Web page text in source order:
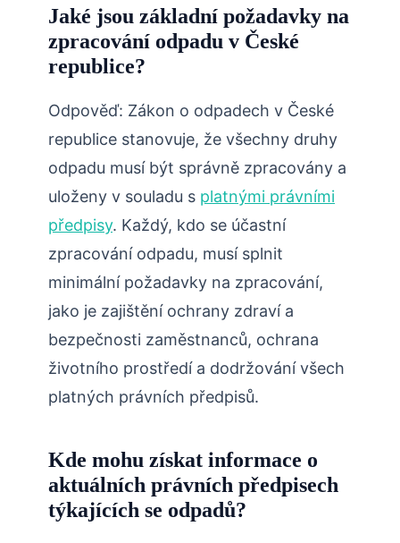
Jaké jsou základní požadavky na
zpracování odpadu v České
republice?
Odpověď: Zákon o odpadech v České
republice stanovuje, že všechny druhy
odpadu musí být správně zpracovány a
uloženy v souladu s platnými právními
předpisy. Každý, kdo se účastní
zpracování odpadu, musí splnit
minimální požadavky na zpracování,
jako je zajištění ochrany zdraví a
bezpečnosti zaměstnanců, ochrana
životního prostředí a dodržování všech
platných právních předpisů.
Kde mohu získat informace o
aktuálních právních předpisech
týkajících se odpadů?